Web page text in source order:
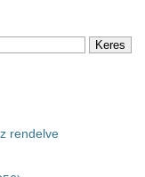
rendelve